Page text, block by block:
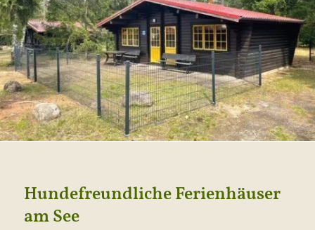
Hundefreundliche Ferienhäuser
am See